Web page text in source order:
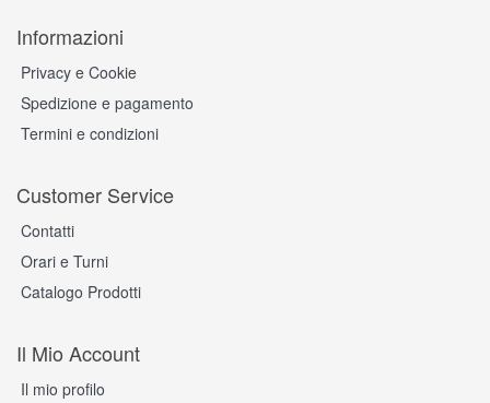
Informazioni
Privacy e Cookie
Spedizione e pagamento
Termini e condizioni
Customer Service
Contatti
Orari e Turni
Catalogo Prodotti
Il Mio Account
Il mio profilo